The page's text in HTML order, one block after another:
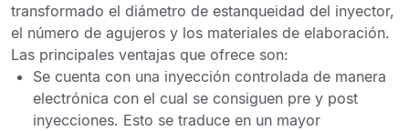
transformado el diámetro de estanqueidad del inyector,
el número de agujeros y los materiales de elaboración.
Las principales ventajas que ofrece son:
Se cuenta con una inyección controlada de manera
electrónica con el cual se consiguen pre y post
inyecciones. Esto se traduce en un mayor